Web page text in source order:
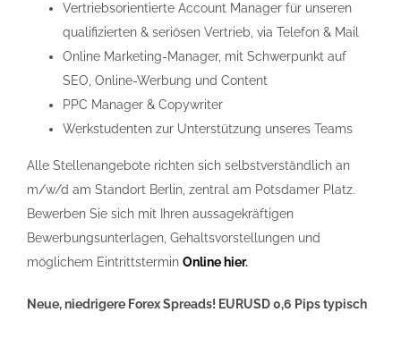
Vertriebsorientierte Account Manager für unseren
qualifizierten & seriösen Vertrieb, via Telefon & Mail
Online Marketing-Manager, mit Schwerpunkt auf
SEO, Online-Werbung und Content
PPC Manager & Copywriter
Werkstudenten zur Unterstützung unseres Teams
Alle Stellenangebote richten sich selbstverständlich an
m/w/d am Standort Berlin, zentral am Potsdamer Platz.
Bewerben Sie sich mit Ihren aussagekräftigen
Bewerbungsunterlagen, Gehaltsvorstellungen und
möglichem Eintrittstermin Online hier.
Neue, niedrigere Forex Spreads! EURUSD 0,6 Pips typisch